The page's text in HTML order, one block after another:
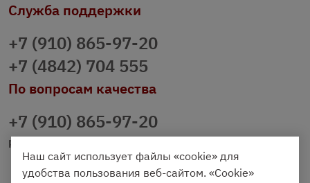
Служба поддержки
+7 (910) 865-97-20
+7 (4842) 704 555
По вопросам качества
+7 (910) 865-97-20
prazdnichniy40@palmi.ru
Наш сайт использует файлы «cookie» для
удобства пользования веб-сайтом. «Cookie»